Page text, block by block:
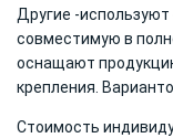
Другие -
совместимую в
оснащают
крепления.
Стоимость